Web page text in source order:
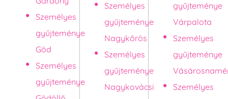
Személyes
gyűjteménye
Göd
Személyes
gyűjteménye
Személyes
gyűjteménye
Nagykőrös
Személyes
gyűjteménye
Nagykovácsi
gyűjteménye
Várpalota
Személyes
gyűjteménye
Személyes